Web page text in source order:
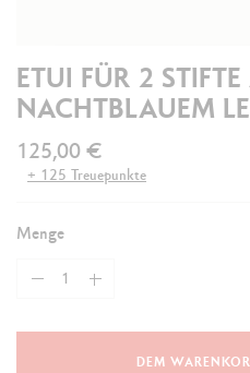
ETUI FÜR 2
NACHTBLAUEM
125,00 €
+ 125 Treuepunkte
Menge
DEM